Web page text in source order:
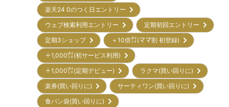
楽天24 0のつく日エントリー
ウェブ検索利用エントリー
定期初回エントリー
定期3ショップ
＋10倍㌽(ママ割 初登録)
＋1,000㌽(初サービス利用)
＋1,000㌽(定期デビュー)
ラクマ(買い回りに)
楽券(買い回りに)
サーティワン(買い回りに)
食パン袋(買い回りに)